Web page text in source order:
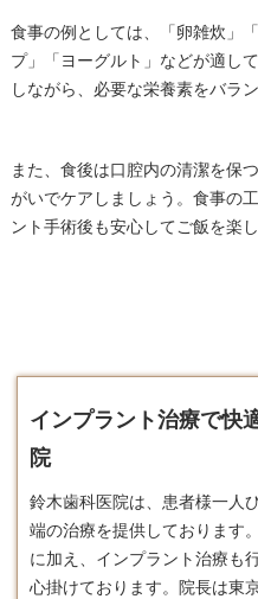
食事の例としては、「卵雑炊」
プ」「ヨーグルト」などが適し
しながら、必要な栄養素をバラ
また、食後は口腔内の清潔を保
がいでケアしましょう。食事の
ント手術後も安心してご飯を楽し
インプラント治療で快
院
鈴木歯科医院は、患者様一人
端の治療を提供しております
に加え、 インプラント 治療も
心掛けております。​院長は東